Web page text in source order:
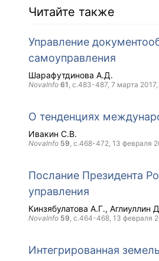
Читайте также
Управление
самоуправления
Шарафутдинова А.Д.
NovaInfo 61, с.483-487, 7 марта 2017
О тенденциях
Ивакин С.В.
NovaInfo 59, с.468-472, 13 февраля
Послание Президента
управления
Кинзябулатова А.Г. Аглиуллин
NovaInfo 59, с.464-468, 13 февраля
Интегрированная